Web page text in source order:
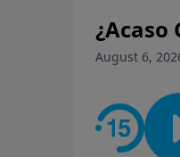
¿Acaso
August 6,